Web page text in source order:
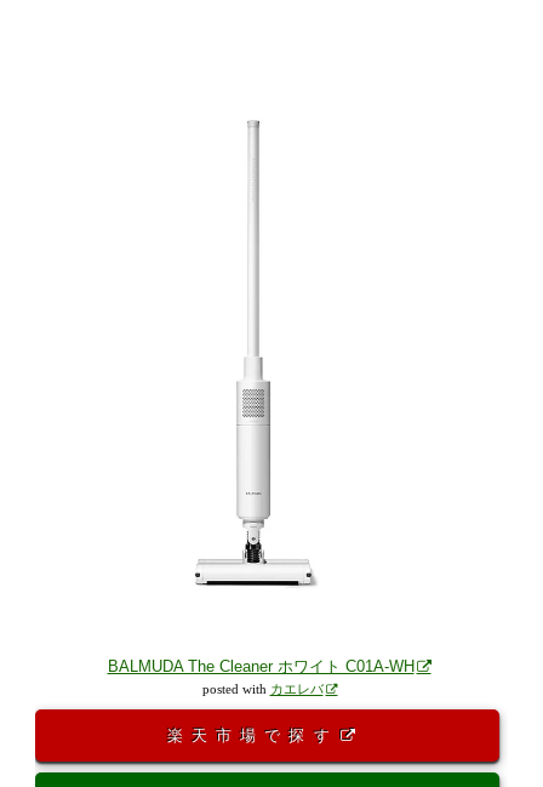
BALMUDA The Cleaner ホワイト C01A-WH
posted with カエレバ
楽天市場で探す